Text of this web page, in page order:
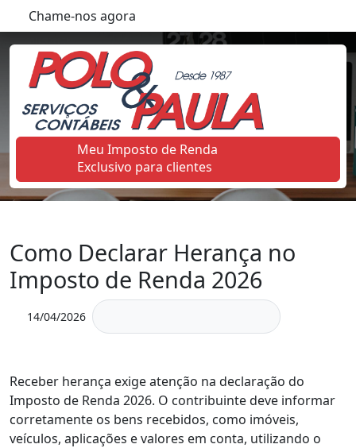
Chame-nos agora
Meu Imposto de Renda
Exclusivo para clientes
Como Declarar Herança no
Imposto de Renda 2026
14/04/2026
Receber herança exige atenção na declaração do
Imposto de Renda 2026. O contribuinte deve informar
corretamente os bens recebidos, como imóveis,
veículos, aplicações e valores em conta, utilizando o